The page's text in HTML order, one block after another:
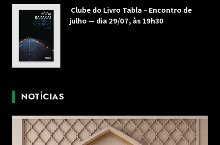
Clube do Livro Tabla – Encontro de
julho — dia 29/07, às 19h30
NOTÍCIAS